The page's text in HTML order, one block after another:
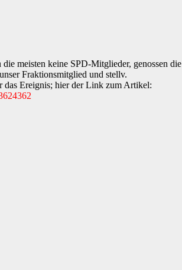
meisten keine SPD-Mitglieder, genossen die
Fraktionsmitglied und stellv.
das Ereignis; hier der Link zum Artikel: